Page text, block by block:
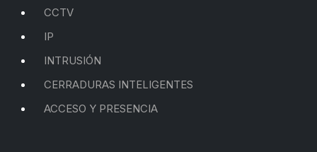
CCTV
IP
INTRUSIÓN
CERRADURAS INTELIGENTES
ACCESO Y PRESENCIA